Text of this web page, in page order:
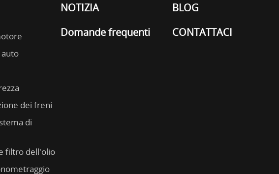
dei freni
di
filtro dell'olio
NOTIZIA
BLOG
Domande frequenti
CONTATTACI